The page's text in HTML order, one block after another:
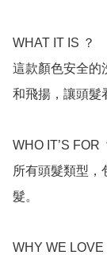
WHAT IT IS ？
這款顏色安全的
和飛揚，讓頭髮
WHO IT’S FOR
所有頭髮類型，
髮。
WHY WE LOVE